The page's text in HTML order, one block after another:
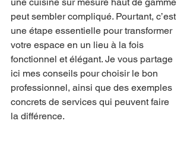
peut sembler compliqué. Pourtant, c’est
une étape essentielle pour transformer
votre espace en un lieu à la fois
fonctionnel et élégant. Je vous partage
ici mes conseils pour choisir le bon
professionnel, ainsi que des exemples
concrets de services qui peuvent faire
la différence.